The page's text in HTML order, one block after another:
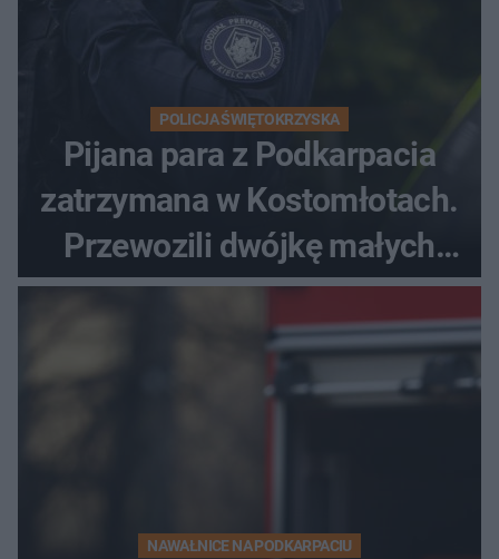
POLICJA ŚWIĘTOKRZYSKA
Pijana para z Podkarpacia
zatrzymana w Kostomłotach.
Przewozili dwójkę małych
dzieci
NAWAŁNICE NA PODKARPACIU